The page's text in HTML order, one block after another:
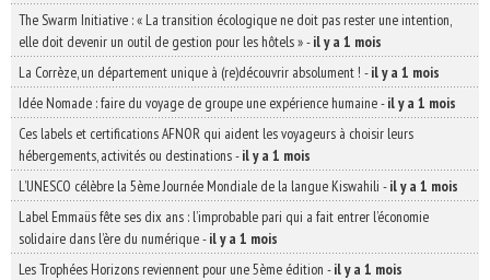
The Swarm Initiative : « La transition écologique ne doit pas rester une intention,
elle doit devenir un outil de gestion pour les hôtels »-il y a 1 mois
La Corrèze, un département unique à (re)découvrir absolument ! -il y a 1 mois
Idée Nomade : faire du voyage de groupe une expérience humaine-il y a 1 mois
Ces labels et certifications AFNOR qui aident les voyageurs à choisir leurs
hébergements, activités ou destinations-il y a 1 mois
L’UNESCO célèbre la 5ème Journée Mondiale de la langue Kiswahili -il y a 1 mois
Label Emmaüs fête ses dix ans : l’improbable pari qui a fait entrer l’économie
solidaire dans l’ère du numérique-il y a 1 mois
Les Trophées Horizons reviennent pour une 5ème édition -il y a 1 mois